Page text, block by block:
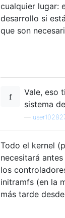
cualquier lugar:
desarrollo si
que son
Vale, eso
sistema
Todo el kernel
necesitará
los
initramfs (en la
más tarde